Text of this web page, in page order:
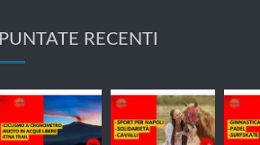
PUNTATE RECENTI